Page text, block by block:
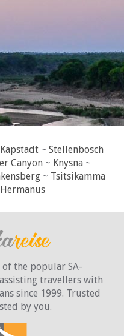
Kapstadt ~ Stellenbosch
Canyon ~ Knysna ~
~ Tsitsikamma
Hermanus
the popular SA-
travellers with
since 1999. Trusted
by you.